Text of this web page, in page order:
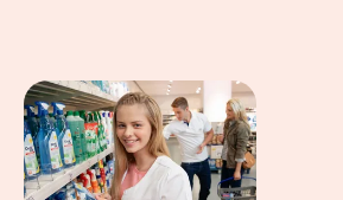
Eindrücke aus dem